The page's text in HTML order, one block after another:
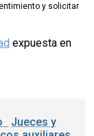
y solicitar
expuesta en
Jueces y